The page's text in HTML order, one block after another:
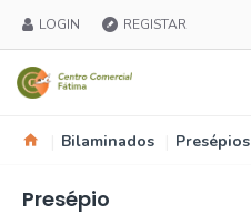
LOGIN REGISTAR
Bilaminados Presépios
Presépio